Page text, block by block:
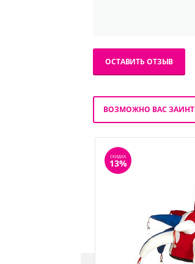
ОСТАВИТЬ ОТЗЫВ
ВОЗМОЖНО ВАС
СКИДКА
13%